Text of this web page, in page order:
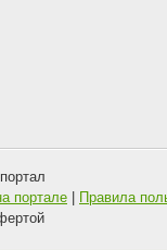
портале
Правила